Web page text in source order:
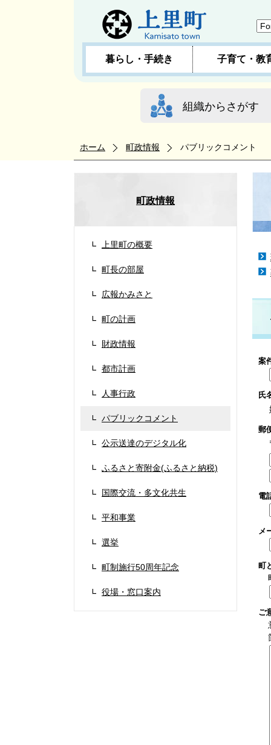
暮らし・手続き 子育て・教
組織からさがす
ホーム 町政情報 パブリックコメント
町政情報
上里町の概要
町長の部屋
広報かみさと
町の計画
財政情報
都市計画
人事行政
パブリックコメント
公示送達のデジタル化
ふるさと寄附金(ふるさと納税)
国際交流・多文化共生
平和事業
選挙
町制施行50周年記念
役場・窓口案内
案
氏
郵
電
メ
町
ご